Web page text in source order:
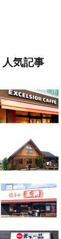
人気記事